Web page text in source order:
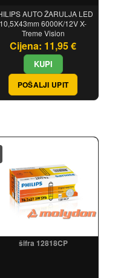
AUTO ŽARULJA LED
10,5X43mm 6000K/12V X-
Treme Vision
Cijena: 11,95 €
POŠALJI UPIT
šifra 12818CP